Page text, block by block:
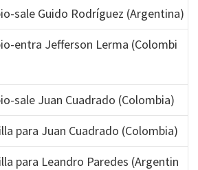
sale Guido Rodríguez (Argentina)
entra Jefferson Lerma (Colombi
sale Juan Cuadrado (Colombia)
para Juan Cuadrado (Colombia)
para Leandro Paredes (Argentin